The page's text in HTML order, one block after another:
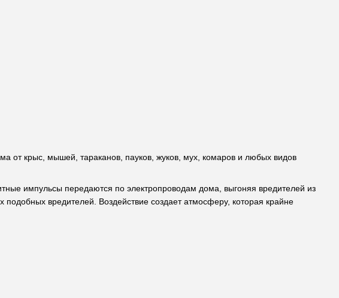
от крыс, мышей, тараканов, пауков, жуков, мух, комаров и любых видов
импульсы передаются по электропроводам дома, выгоняя вредителей из
вредителей. Воздействие создает атмосферу, которая крайне